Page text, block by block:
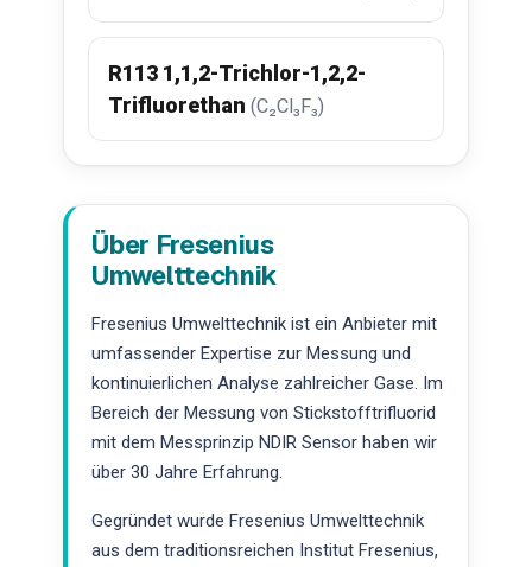
R113 1,1,2-Trichlor-1,2,2-
Trifluorethan (C₂Cl₃F₃)
Über Fresenius
Umwelttechnik
Fresenius Umwelttechnik ist ein Anbieter mit
umfassender Expertise zur Messung und
kontinuierlichen Analyse zahlreicher Gase. Im
Bereich der Messung von Stickstofftrifluorid
mit dem Messprinzip NDIR Sensor haben wir
über 30 Jahre Erfahrung.
Gegründet wurde Fresenius Umwelttechnik
aus dem traditionsreichen Institut Fresenius,